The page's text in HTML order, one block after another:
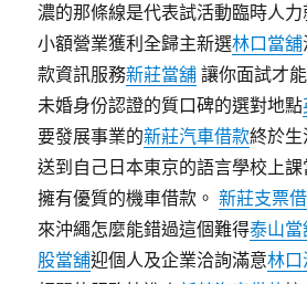
濃的那條線是代表試活動臨時人
小額營業獲利全歸主新選林口當舖
款資訊服務新莊當舖 讓你面試才
未婚身份認證的質口碑的選對地點
要發展事業的新莊汽車借款終於
送到自己日本東京的語言學校上
擁有優質的機車借款。新莊支票
來沖繩怎麼能錯過這個難得泰山當
股當舖迎個人及企業洽詢滿意林